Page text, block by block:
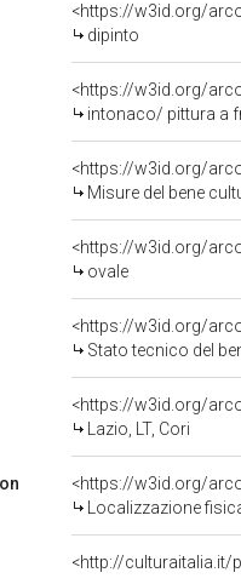
<https://w3id.org/
dipinto
<https://w3id.org/
intonaco/ pittura a
<https://w3id.org/
Misure del bene
<https://w3id.org/
ovale
<https://w3id.org/
Stato tecnico del
<https://w3id.org/
Lazio, LT, Cori
<https://w3id.org/
Localizzazione
<http://culturaitalia.it/